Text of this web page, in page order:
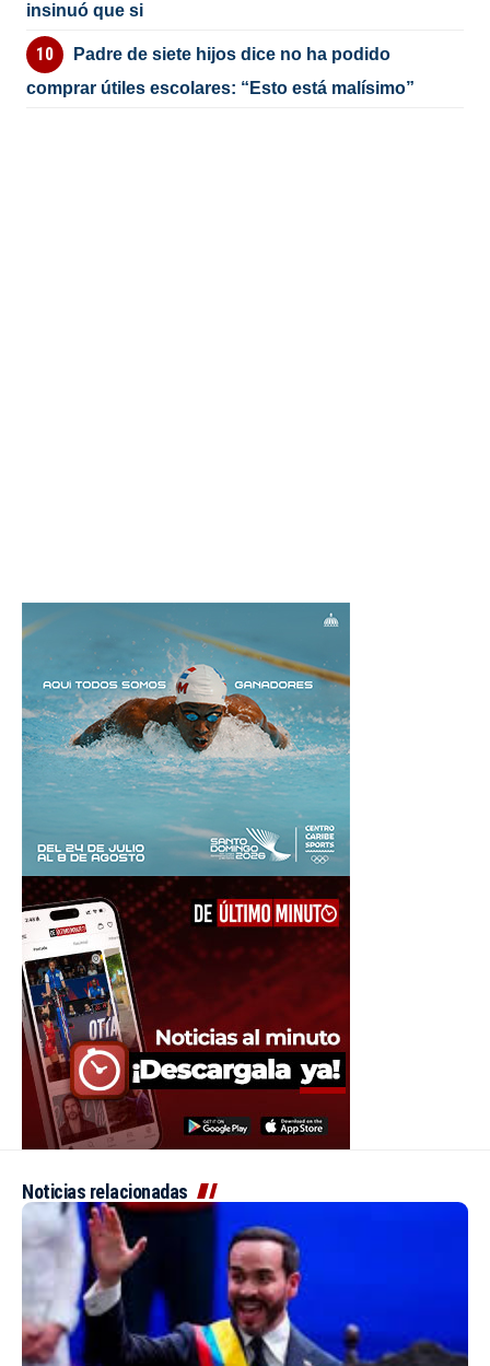
insinuó que si
Padre de siete hijos dice no ha podido
comprar útiles escolares: “Esto está malísimo”
Noticias relacionadas